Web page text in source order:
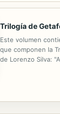
Trilogía de
Este volumen
que componen la
de Lorenzo Silva:
familia de
vivir a Getafe. La